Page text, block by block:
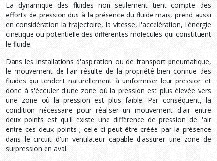
La dynamique des fluides non seulement tient compte des
efforts de pression dus à la présence du fluide mais, prend aussi
en considération la trajectoire, la vitesse, l'accélération, l'énergie
cinétique ou potentielle des différentes molécules qui constituent
le fluide.
Dans les installations d'aspiration ou de transport pneumatique,
le mouvement de l'air résulte de la propriété bien connue des
fluides qui tendent naturellement à uniformiser leur pression et
donc à s'écouler d'une zone où la pression est plus élevée vers
une zone où la pression est plus faible. Par conséquent, la
condition nécessaire pour réaliser un mouvement d'air entre
deux points est qu'il existe une différence de pression de l'air
entre ces deux points ; celle-ci peut être créée par la présence
dans le circuit d'un ventilateur capable d'assurer une zone de
surpression en aval.